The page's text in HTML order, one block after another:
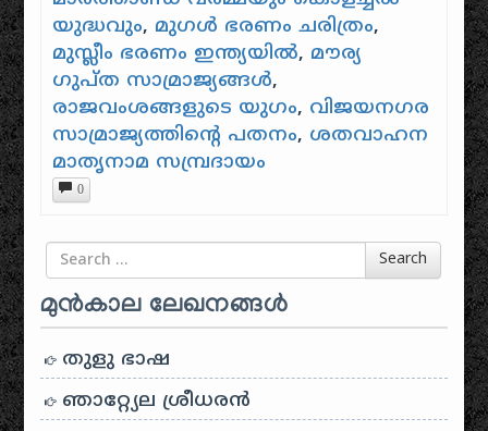
യുദ്ധവും, മുഗൾ ഭരണം ചരിത്രം,
മുസ്ലീം ഭരണം ഇന്ത്യയിൽ, മൗര്യ
ഗുപ്ത സാമ്രാജ്യങ്ങൾ,
രാജവംശങ്ങളുടെ യുഗം, വിജയനഗര
സാമ്രാജ്യത്തിൻ്റെ പതനം, ശതവാഹന
മാതൃനാമ സമ്പ്രദായം
0
Search for Search
മുൻകാല ലേഖനങ്ങൾ
തുളു ഭാഷ
ഞാറ്റ്യേല ശ്രീധരൻ